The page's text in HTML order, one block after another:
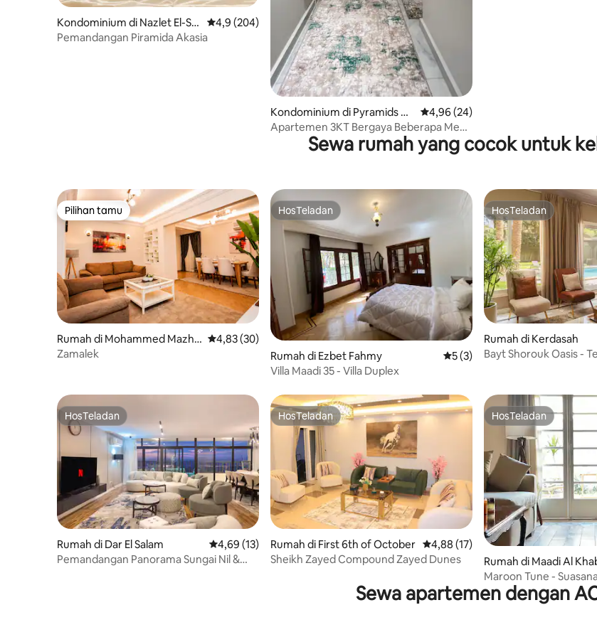
Kondominium di Nazlet El-Se
mman
Nilai rata-rata 4,9 dari 5, 204 ulasan
4,9 (204)
Pemandangan Piramida Akasia
Kondominium di Pyramids Ga
rdens
Nilai rata-rata 4,96 dari 5, 24 ulasan
4,96 (24)
Apartemen 3KT Bergaya Beberapa Menit
ke Piramida & GEM
Sewa rumah yang cocok untuk
Pilihan tamu
Pilihan tamu
Rumah di Mohammed Mazha
r
Nilai rata-rata 4,83 dari 5, 30 ulasan
4,83 (30)
Zamalek
HosTeladan
HosTeladan
Rumah di Ezbet Fahmy Nilai rata-rata 5 dari 5, 3 ulasan
5 (3)
Villa Maadi 35 - Villa Duplex
HosTeladan
HosTeladan
Rumah di Kerdasah
Bayt Shorouk Oasis -
HosTeladan
HosTeladan
Rumah di Dar El Salam Nilai rata-rata 4,69 dari 5, 13 ulasan
4,69 (13)
Pemandangan Panorama Sungai Nil &
HosTeladan
HosTeladan
Rumah di First 6th of October Nilai rata-rata 4,88 dari 5, 17 ulasan
4,88 (17)
Sheikh Zayed Compound Zayed Dunes
HosTeladan
HosTeladan
Rumah di Maadi Al
Sharqeyah
Maroon Tune -
kota
Sewa apartemen dengan